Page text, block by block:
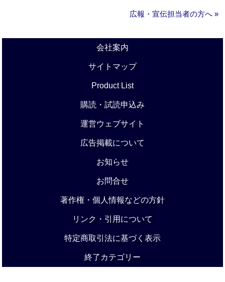
広報・宣伝担当者の方へ »
会社案内
サイトマップ
Product List
購読・試読申込み
運営ウェブサイト
広告掲載について
お知らせ
お問合せ
著作権・個人情報などの方針
リンク・引用について
特定商取引法に基づく表示
終了カテゴリー